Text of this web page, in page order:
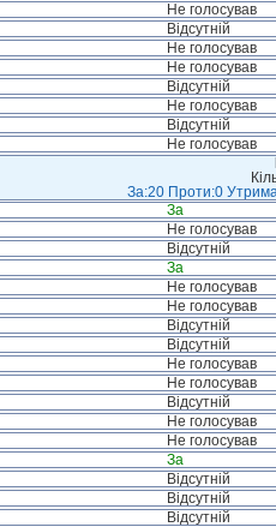
Не голосував
Відсутній
Не голосував
Не голосував
Відсутній
Не голосував
Відсутній
Не голосував
За:20 Проти:0
За
Не голосував
Відсутній
За
Не голосував
Не голосував
Відсутній
Відсутній
Не голосував
Не голосував
Відсутній
Не голосував
Не голосував
За
Відсутній
Відсутній
Відсутній